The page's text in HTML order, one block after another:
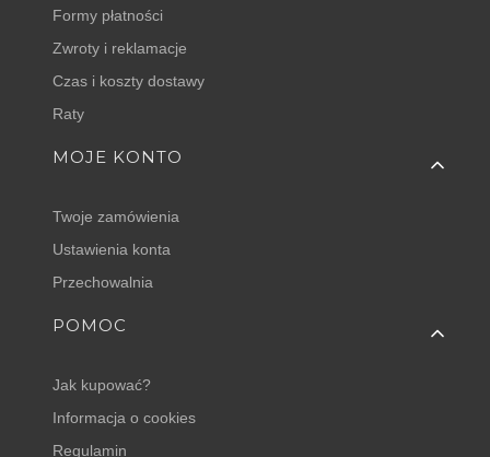
Formy płatności
Zwroty i reklamacje
Czas i koszty dostawy
Raty
MOJE KONTO
Twoje zamówienia
Ustawienia konta
Przechowalnia
POMOC
Jak kupować?
Informacja o cookies
Regulamin